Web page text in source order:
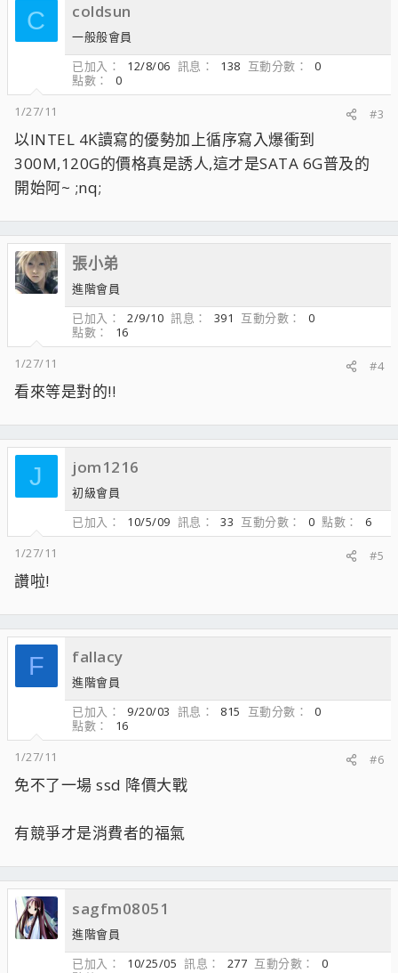
C coldsun
一般般會員
已加入
12/8/06 訊息 138 互動分數
0
點數
0
1/27/11
#3
以INTEL 4K讀寫的優勢加上循序寫入爆衝到
300M,120G的價格真是誘人,這才是SATA 6G普及的
開始阿~ ;nq;
張小弟
進階會員
已加入
2/9/10 訊息 391 互動分數
0
點數
16
1/27/11
#4
看來等是對的!!
J jom1216
初級會員
已加入
10/5/09 訊息 33 互動分數 0 點數
6
1/27/11
#5
讚啦!
F fallacy
進階會員
已加入
9/20/03 訊息 815 互動分數
0
點數
16
1/27/11
#6
免不了一場 ssd 降價大戰
有競爭才是消費者的福氣
sagfm08051
進階會員
已加入
10/25/05 訊息 277 互動分數
0